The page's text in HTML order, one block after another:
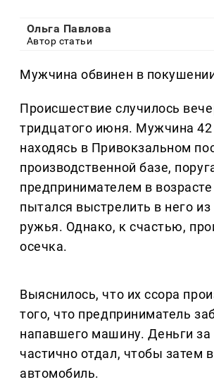
Ольга Павлова
Автор статьи
Мужчина обвинен в
Происшествие случилось
тридцатого июня. Мужчина 42
находясь в Привокзальном
производственной базе,
предпринимателем в возрасте
пытался выстрелить в него из
ружья. Однако, к счастью,
осечка.
Выяснилось, что их ссора
того, что предприниматель
напавшего машину. Деньги за
частично отдал, чтобы затем
автомобиль.